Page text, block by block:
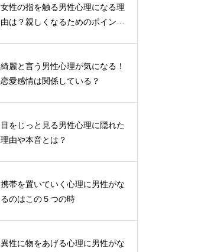
女性の指を触る男性心理になる理
由は？親しくなるためのポイント
綺麗と言う男性心理が気になる！
恋愛感情は関係している？
目をじっと見る男性心理に隠れた
理由や本音とは？
携帯を置いていく心理に男性がな
るのはこの５つの時
異性に物をあげる心理に男性がな